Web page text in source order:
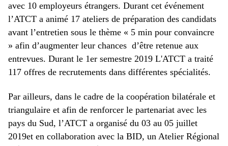
avec 10 employeurs étrangers. Durant cet événement
l’ATCT a animé 17 ateliers de préparation des candidats
avant l’entretien sous le thème « 5 min pour convaincre
» afin d’augmenter leur chances d’être retenue aux
entrevues. Durant le 1er semestre 2019 L'ATCT a traité
117 offres de recrutements dans différentes spécialités.
Par ailleurs, dans le cadre de la coopération bilatérale et
triangulaire et afin de renforcer le partenariat avec les
pays du Sud, l’ATCT a organisé du 03 au 05 juillet
2019et en collaboration avec la BID, un Atelier Régional